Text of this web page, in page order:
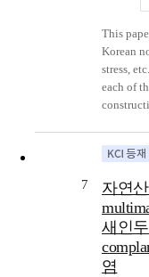
Jeon’s
using the
sagittal
and
years of
bodies,
in a
This
Korean
stress,
each of
reading
(TopP/
operator
reading
in
7
자연
새인
염